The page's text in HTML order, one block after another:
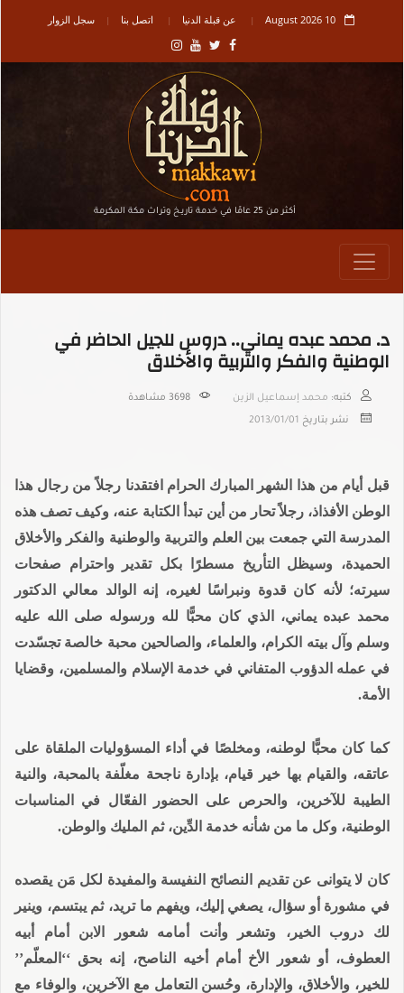
10 August 2026 عن قبلة الدنيا اتصل بنا سجل الزوار
أكثر من 25 عامًا في خدمة تاريـخ وتراث مكة المكرمة
د. محمد عبده يماني.. دروس للجيل الحاضر في
الوطنية والفكر والتربية والأخلاق
كتبه: محمد إسماعيل الزين 3698 مشاهدة
نشر بتاريخ 2013/01/01
قبل أيام من هذا الشهر المبارك الحرام افتقدنا رجلاً من رجال هذا
الوطن الأفذاذ، رجلاً تحار من أين تبدأ الكتابة عنه، وكيف تصف هذه
المدرسة التي جمعت بين العلم والتربية والوطنية والفكر والأخلاق
الحميدة، وسيظل التأريخ مسطرًا بكل تقدير واحترام صفحات
سيرته؛ لأنه كان قدوة ونبراسًا لغيره، إنه الوالد معالي الدكتور
محمد عبده يماني، الذي كان محبًّا لله ورسوله صلى الله عليه
وسلم وآل بيته الكرام، والعلماء، والصالحين محبة خالصة تجسّدت
في عمله الدؤوب المتفاني في خدمة الإسلام والمسلمين، وقضايا
الأمة.
كما كان محبًّا لوطنه، ومخلصًا في أداء المسؤوليات الملقاة على
عاتقه، والقيام بها خير قيام، بإدارة ناجحة مغلّفة بالمحبة، والنية
الطيبة للآخرين، والحرص على الحضور الفعّال في المناسبات
الوطنية، وكل ما من شأنه خدمة الدِّين، ثم المليك والوطن.
كان لا يتوانى عن تقديم النصائح النفيسة والمفيدة لكل مَن يقصده
في مشورة أو سؤال، يصغي إليك، ويفهم ما تريد، ثم يبتسم، وينير
لك دروب الخير، وتشعر وأنت أمامه شعور الابن أمام أبيه
العطوف، أو شعور الأخ أمام أخيه الناصح، إنه بحق ‘‘المعلّم’’
للخير، والأخلاق، والإدارة، وحُسن التعامل مع الآخرين، والوفاء مع